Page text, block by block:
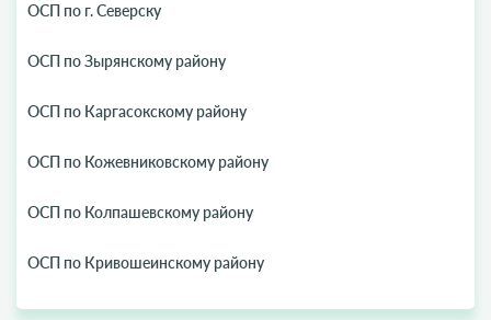
ОСП по г. Северску
ОСП по Зырянскому району
ОСП по Каргасокскому району
ОСП по Кожевниковскому району
ОСП по Колпашевскому району
ОСП по Кривошеинскому району